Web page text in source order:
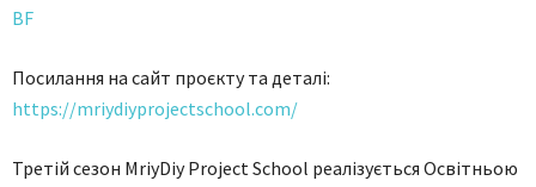
BF
Посилання на сайт проєкту та деталі:
https://mriydiyprojectschool.com/
Третій сезон MriyDiy Project School реалізується Освітньою